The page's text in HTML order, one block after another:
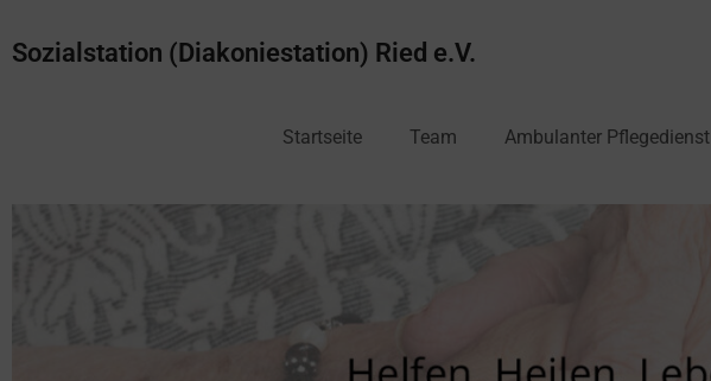
Sozialstation (Diakoniestation) Ried e.V.
Startseite Team Ambulanter Pflegedienst